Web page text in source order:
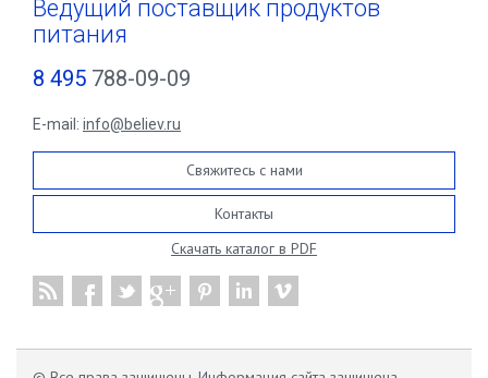
Ведущий поставщик продуктов
питания
8 495 788-09-09
E-mail: info@believ.ru
Свяжитесь с нами
Контакты
Скачать каталог в PDF